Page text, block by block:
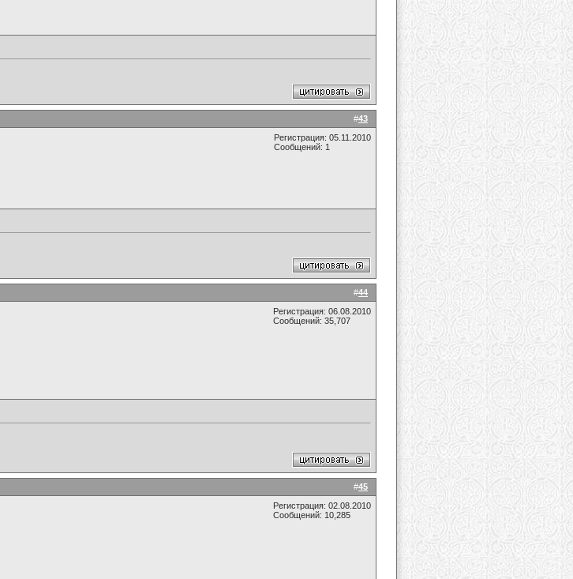
#43
Регистрация: 05.11.2010
Сообщений: 1
#44
Регистрация: 06.08.2010
Сообщений: 35,707
#45
Регистрация: 02.08.2010
Сообщений: 10,285